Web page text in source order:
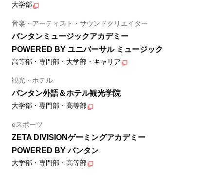
大学部
音楽・アーティスト・サウンドクリエイター
バンタンミュージックアカデミー
POWERED BY ユニバーサル ミュージック
高等部・専門部・大学部・キャリア
観光・ホテル
バンタン外語＆ホテル観光学院
大学部・専門部・高等部
eスポーツ
ZETA DIVISIONゲーミングアカデミー
POWERED BY バンタン
大学部・専門部・高等部